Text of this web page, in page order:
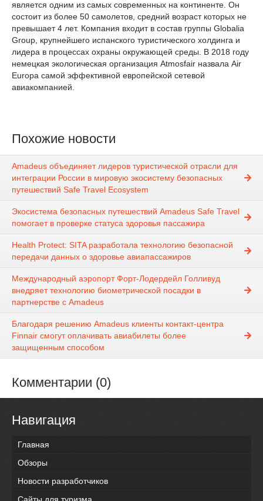
является одним из самых современных на континенте. Он
состоит из более 50 самолетов, средний возраст которых не
превышает 4 лет. Компания входит в состав группы Globalia
Group, крупнейшего испанского туристического холдинга и
лидера в процессах охраны окружающей среды. В 2018 году
немецкая экологическая организация Atmosfair назвала Air
Europa самой эффективной европейской сетевой
авиакомпанией.
Похожие новости
Amadeus объединяет лидеров туристической отрасли для
интеграции России в мировую экосистему безопасных
путешествий Safe Travel Ecosystem
Экосистема безопасных путешествий Amadeus Safe Travel
помогает в проверке статуса здоровья пассажира
Health Protect: SITA разработала технологию безопасной
передачи данных о здоровье авиапассажиров
Международный аэропорт Форт-Лодердейл Голливуд
внедряет технологию биометрической посадки в
партнерстве с Amadeus
Благодаря решению Amadeus клиенты контакт-центра
Finnair смогут оплачивать авиабилеты более
защищенным способом
Комментарии (0)
Навигация
Главная
Обзоры
Новости разработчиков